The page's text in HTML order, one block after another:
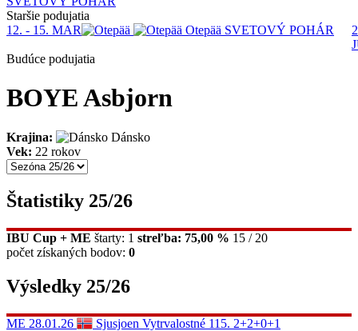
Staršie podujatia
12. - 15. MAR
Otepää SVETOVÝ POHÁR
Budúce podujatia
BOYE Asbjorn
Krajina:
Dánsko
Vek: 22 rokov
Štatistiky 25/26
IBU Cup + ME štarty: 1 streľba: 75,00 % 15 / 20
počet získaných bodov: 0
Výsledky 25/26
ME 28.01.26 Sjusjoen Vytrvalostné 115. 2+2+0+1